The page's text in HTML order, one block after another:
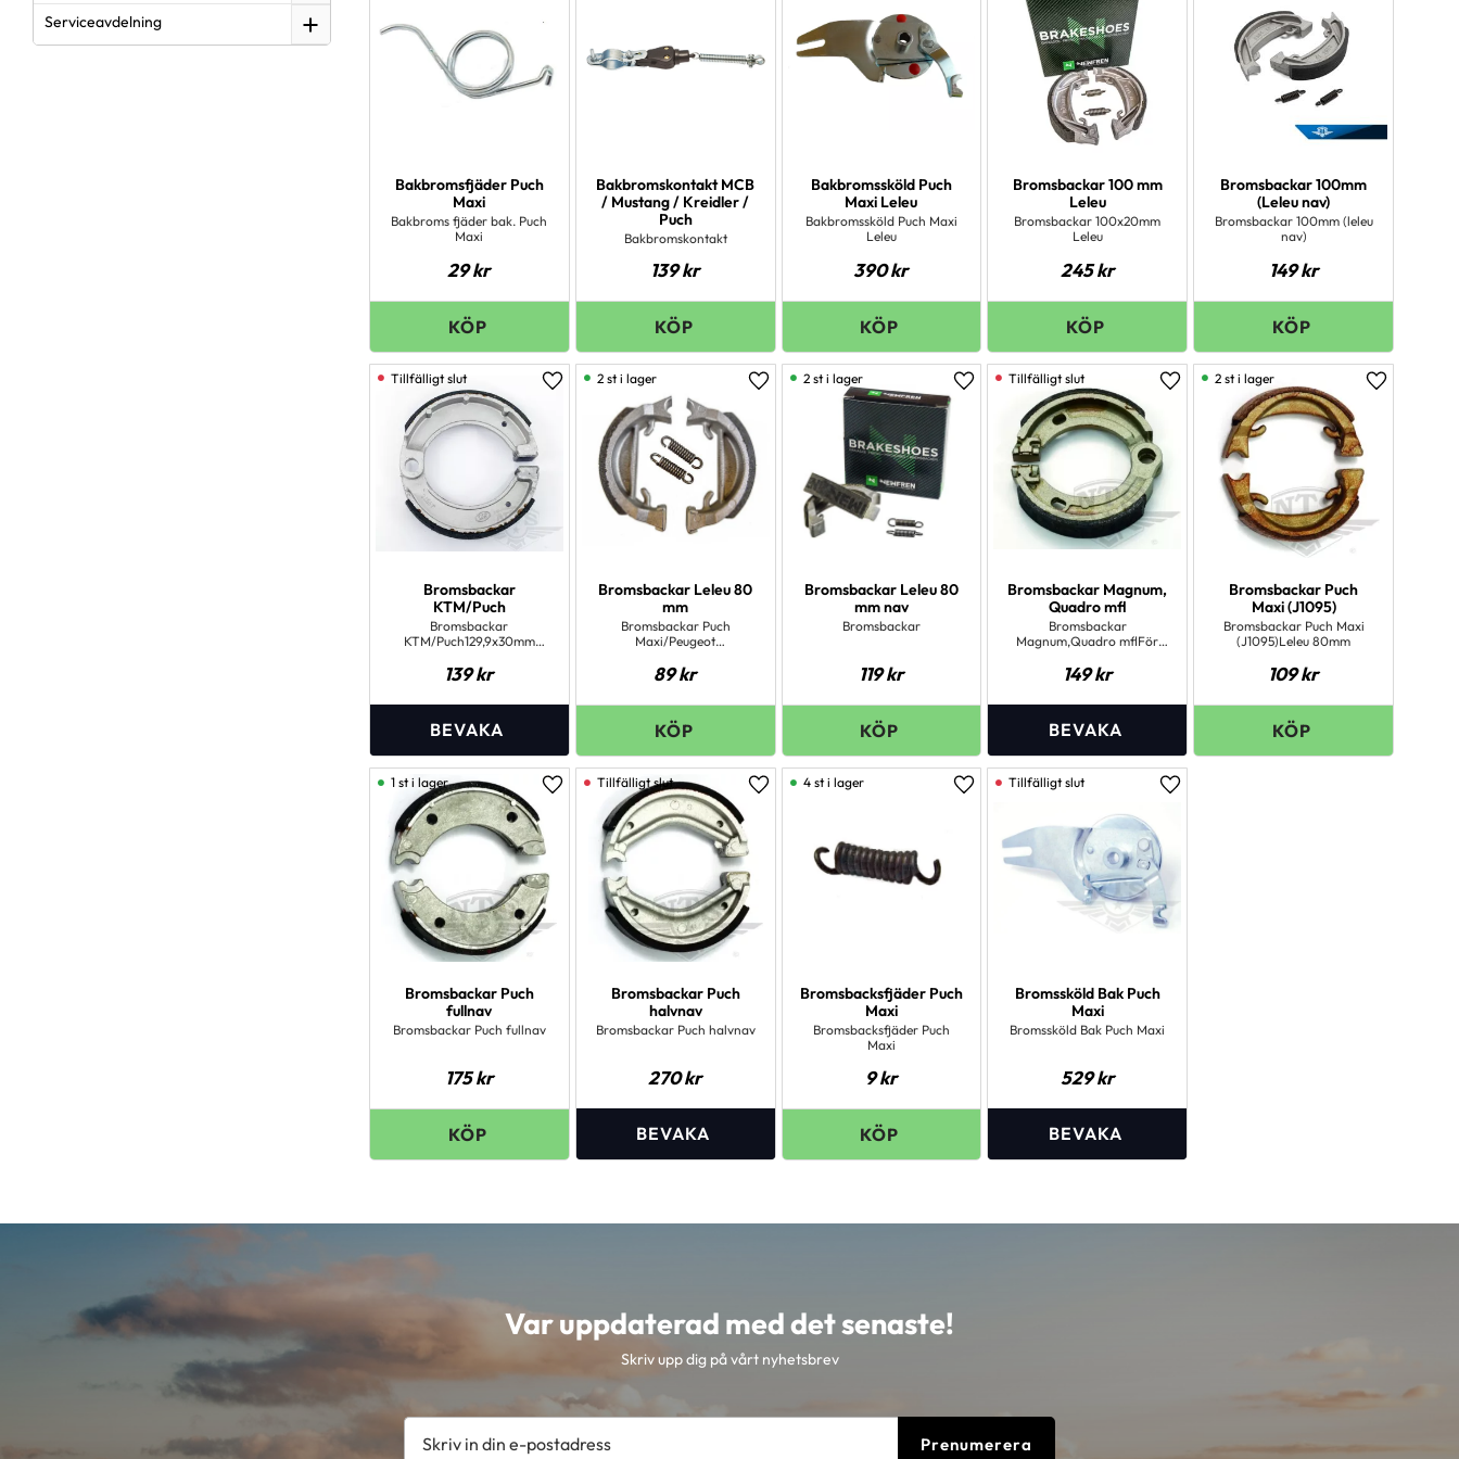
Bakbromsfjäder Puch
Maxi
Bakbroms fjäder bak. Puch
Maxi
29kr
Bakbromskontakt MCB
/ Mustang / Kreidler /
Puch
Bakbromskontakt
139kr
Bakbromssköld Puch
Maxi Leleu
Bakbromssköld Puch Maxi
Leleu
390kr
Bromsbackar 100 mm
Leleu
Bromsbackar 100x20mm
Leleu
245kr
Bromsbackar 100mm
(Leleu nav)
Bromsbackar 100mm (leleu
nav)
149kr
Bromsbackar
KTM/Puch
Bromsbackar
KTM/Puch129,9x30mm
139kr
Lägg till i favoriter
Bromsbackar Leleu 80
mm
Bromsbackar Puch
Maxi/Peugeot
Puch Maxi , bara modell
med trampor
89kr
Lägg till i favoriter
2 st i lager
Bromsbackar Leleu 80
mm nav
Bromsbackar
119kr
Lägg till i favoriter
2 st i lager
Bromsbackar Magnum,
Quadro mfl
Bromsbackar
Magnum,Quadro mflFör
149kr
Lägg till i favoriter
Bromsbackar Puch
Maxi (J1095)
Bromsbackar Puch Maxi
(J1095)Leleu 80mm
109kr
Lägg till i
2 st i lager
Bromsbackar Puch
fullnav
Bromsbackar Puch fullnav
175kr
Lägg till i favoriter
1 st i lager
Bromsbackar Puch
halvnav
Bromsbackar Puch halvnav
270kr
Lägg till i favoriter
Bromsbacksfjäder Puch
Maxi
Bromsbacksfjäder Puch
Maxi
9kr
Lägg till i favoriter
4 st i lager
Bromssköld Bak Puch
Maxi
Bromssköld Bak Puch Maxi
529kr
Lägg till i favoriter
Serviceavdelning
Var uppdaterad med det senaste!
Skriv upp dig på vårt nyhetsbrev
Prenumerera